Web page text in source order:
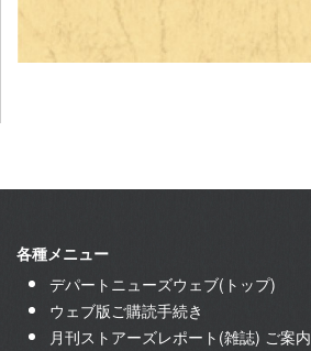
各種メニュー
デパートニューズウェブ(トップ)
ウェブ版ご購読手続き
月刊ストアーズレポート(雑誌) ご案内